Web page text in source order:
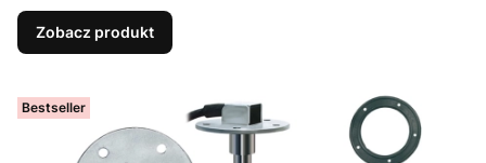
Zobacz produkt
Bestseller